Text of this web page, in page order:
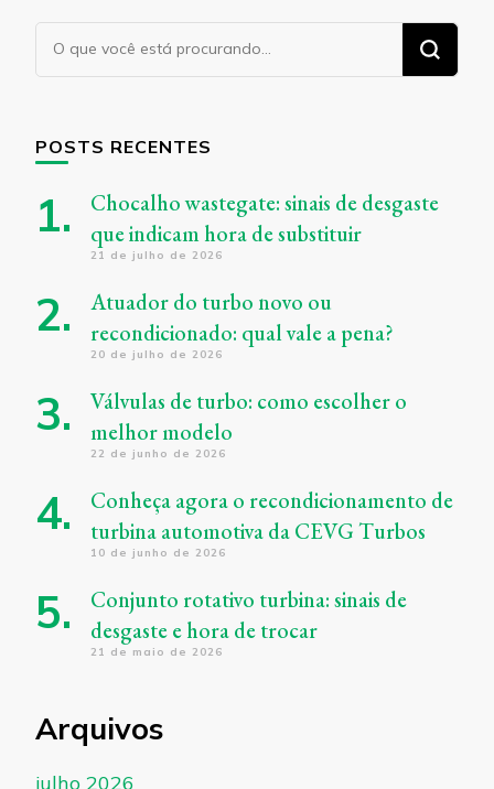
Procurando
algo?
POSTS RECENTES
Chocalho wastegate: sinais de desgaste
que indicam hora de substituir
21 de julho de 2026
Atuador do turbo novo ou
recondicionado: qual vale a pena?
20 de julho de 2026
Válvulas de turbo: como escolher o
melhor modelo
22 de junho de 2026
Conheça agora o recondicionamento de
turbina automotiva da CEVG Turbos
10 de junho de 2026
Conjunto rotativo turbina: sinais de
desgaste e hora de trocar
21 de maio de 2026
Arquivos
julho 2026